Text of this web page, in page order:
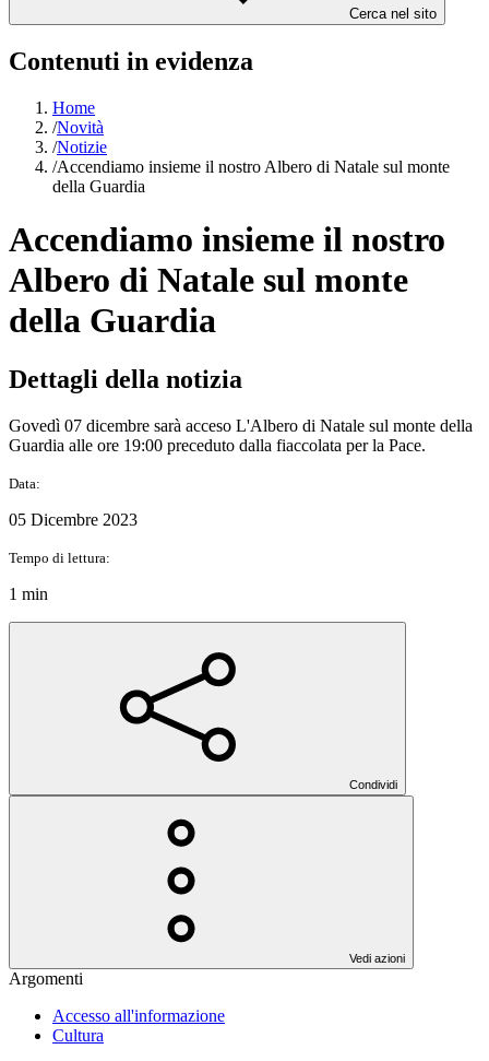
Cerca nel sito
Contenuti in evidenza
Home
/Novità
/Notizie
/Accendiamo insieme il nostro Albero di Natale sul monte
della Guardia
Accendiamo insieme il nostro
Albero di Natale sul monte
della Guardia
Dettagli della notizia
Govedì 07 dicembre sarà acceso L'Albero di Natale sul monte della
Guardia alle ore 19:00 preceduto dalla fiaccolata per la Pace.
Data:
05 Dicembre 2023
Tempo di lettura:
1 min
Condividi
Vedi azioni
Argomenti
Accesso all'informazione
Cultura